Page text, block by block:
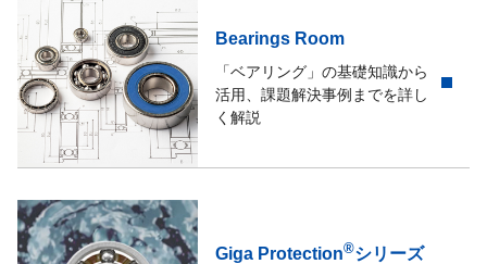
Bearings Room
「ベアリング」の基礎知識から
活用、課題解決事例までを詳し
く解説
Giga Protection®シリーズ